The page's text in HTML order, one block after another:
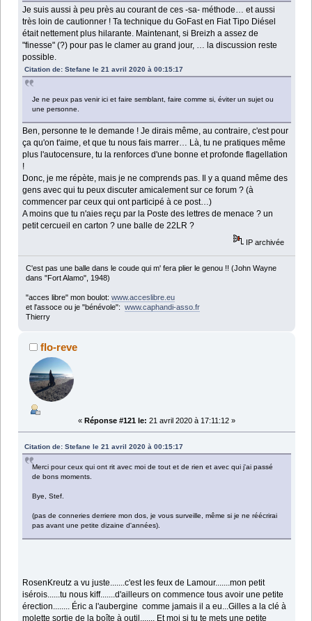
Je suis aussi à peu près au courant de ces -sa- méthode… et aussi
très loin de cautionner ! Ta technique du GoFast en Fiat Tipo Diésel
était nettement plus hilarante. Maintenant, si Breizh a assez de
"finesse" (?) pour pas le clamer au grand jour, … la discussion reste
possible.
Citation de: Stefane le 21 avril 2020 à 00:15:17
Je ne peux pas venir ici et faire semblant, faire comme si, éviter un sujet ou
une personne.
Ben, personne te le demande ! Je dirais même, au contraire, c'est pour
ça qu'on t'aime, et que tu nous fais marrer… Là, tu ne pratiques même
plus l'autocensure, tu la renforces d'une bonne et profonde flagellation
!
Donc, je me répète, mais je ne comprends pas. Il y a quand même des
gens avec qui tu peux discuter amicalement sur ce forum ? (à
commencer par ceux qui ont participé à ce post…)
A moins que tu n'aies reçu par la Poste des lettres de menace ? un
petit cercueil en carton ? une balle de 22LR ?
IP archivée
C'est pas une balle dans le coude qui m' fera plier le genou !! (John Wayne
dans "Fort Alamo", 1948)
"acces libre" mon boulot: www.acceslibre.eu
et l'assoce ou je "bénévole": www.caphandi-asso.fr
Thierry
flo-reve
« Réponse #121 le: 21 avril 2020 à 17:11:12 »
Citation de: Stefane le 21 avril 2020 à 00:15:17
Merci pour ceux qui ont rit avec moi de tout et de rien et avec qui j'ai passé
de bons moments.
Bye, Stef.
(pas de conneries derriere mon dos, je vous surveille, même si je ne réécrirai
pas avant une petite dizaine d'années).
RosenKreutz a vu juste.......c'est les feux de Lamour.......mon petit
isérois......tu nous kiff.......d'ailleurs on commence tous avoir une petite
érection........ Éric a l'aubergine comme jamais il a eu...Gilles a la clé à
molette sortie de la boîte à outil....... Et moi si tu te mets une petite